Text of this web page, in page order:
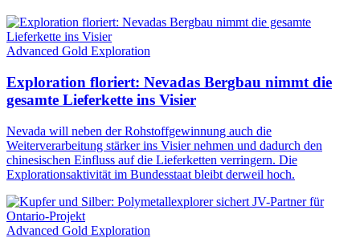
Advanced Gold Exploration
Exploration floriert: Nevadas Bergbau nimmt die
gesamte Lieferkette ins Visier
Nevada will neben der Rohstoffgewinnung auch die
Weiterverarbeitung stärker ins Visier nehmen und dadurch den
chinesischen Einfluss auf die Lieferketten verringern. Die
Explorationsaktivität im Bundesstaat bleibt derweil hoch.
Advanced Gold Exploration